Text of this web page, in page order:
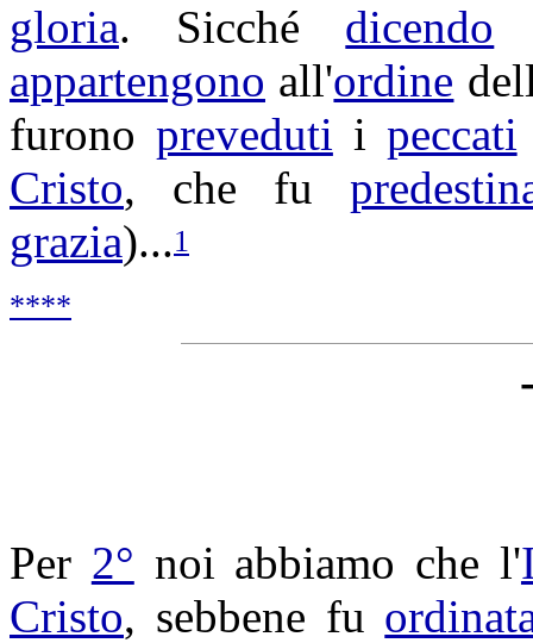
gloria. Sicché dicendo
appartengono all'ordine
furono preveduti i peccati
Cristo, che fu
grazia)...1
****
Per 2° noi abbiamo che l'
Cristo, sebbene fu